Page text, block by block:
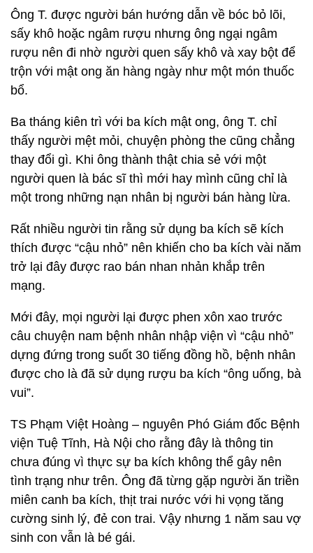
Ông T. được người bán hướng dẫn về bóc bỏ lõi,
sấy khô hoặc ngâm rượu nhưng ông ngại ngâm
rượu nên đi nhờ người quen sấy khô và xay bột để
trộn với mật ong ăn hàng ngày như một món thuốc
bổ.
Ba tháng kiên trì với ba kích mật ong, ông T. chỉ
thấy người mệt mỏi, chuyện phòng the cũng chẳng
thay đổi gì. Khi ông thành thật chia sẻ với một
người quen là bác sĩ thì mới hay mình cũng chỉ là
một trong những nạn nhân bị người bán hàng lừa.
Rất nhiều người tin rằng sử dụng ba kích sẽ kích
thích được “cậu nhỏ” nên khiến cho ba kích vài năm
trở lại đây được rao bán nhan nhản khắp trên
mạng.
Mới đây, mọi người lại được phen xôn xao trước
câu chuyện nam bệnh nhân nhập viện vì “cậu nhỏ”
dựng đứng trong suốt 30 tiếng đồng hồ, bệnh nhân
được cho là đã sử dụng rượu ba kích “ông uống, bà
vui”.
TS Phạm Việt Hoàng – nguyên Phó Giám đốc Bệnh
viện Tuệ Tĩnh, Hà Nội cho rằng đây là thông tin
chưa đúng vì thực sự ba kích không thể gây nên
tình trạng như trên. Ông đã từng gặp người ăn triền
miên canh ba kích, thịt trai nước với hi vọng tăng
cường sinh lý, đẻ con trai. Vậy nhưng 1 năm sau vợ
sinh con vẫn là bé gái.